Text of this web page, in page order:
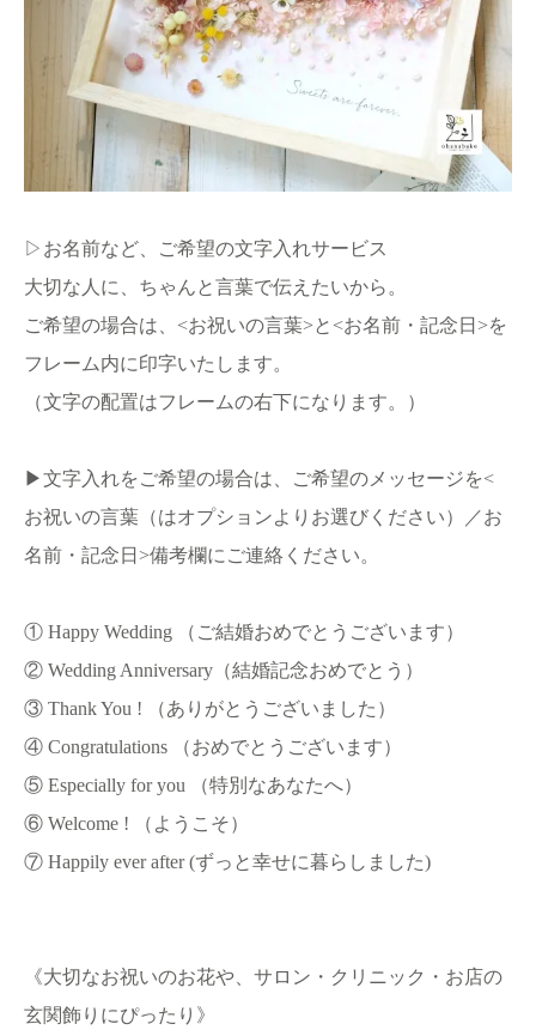
▷お名前など、ご希望の文字入れサービス
大切な人に、ちゃんと言葉で伝えたいから。
ご希望の場合は、<お祝いの言葉>と<お名前・記念日>を
フレーム内に印字いたします。
（文字の配置はフレームの右下になります。）
▶︎文字入れをご希望の場合は、ご希望のメッセージを<
お祝いの言葉（はオプションよりお選びください）／お
名前・記念日>備考欄にご連絡ください。
① Happy Wedding （ご結婚おめでとうございます）
② Wedding Anniversary（結婚記念おめでとう）
③ Thank You ! （ありがとうございました）
④ Congratulations （おめでとうございます）
⑤ Especially for you （特別なあなたへ）
⑥ Welcome ! （ようこそ）
⑦ Happily ever after (ずっと幸せに暮らしました)
《大切なお祝いのお花や、サロン・クリニック・お店の
玄関飾りにぴったり》